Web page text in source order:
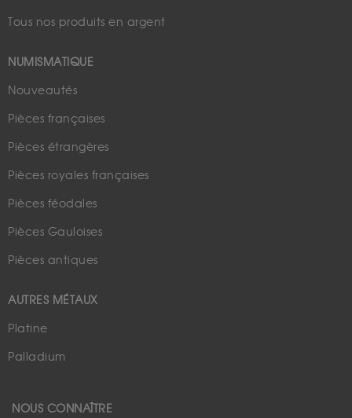
Tous nos produits en argent
NUMISMATIQUE
Nouveautés
Pièces françaises
Pièces étrangères
Pièces royales françaises
Pièces féodales
Pièces Gauloises
Pièces antiques
AUTRES MÉTAUX
Platine
Palladium
NOUS CONNAÎTRE